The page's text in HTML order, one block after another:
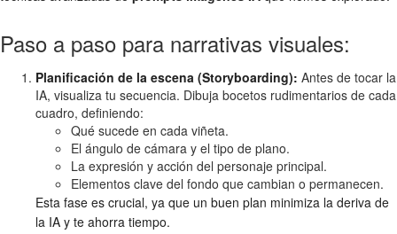
Paso a paso para narrativas visuales:
Planificación de la escena (Storyboarding): Antes de tocar la
IA, visualiza tu secuencia. Dibuja bocetos rudimentarios de cada
cuadro, definiendo:
Qué sucede en cada viñeta.
El ángulo de cámara y el tipo de plano.
La expresión y acción del personaje principal.
Elementos clave del fondo que cambian o permanecen.
Esta fase es crucial, ya que un buen plan minimiza la deriva de
la IA y te ahorra tiempo.